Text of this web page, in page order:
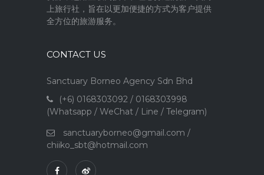
上旅行社，旨在以更加便捷的方式为客户提供
全方位的旅游服务。
CONTACT US
Sanctuary Borneo Agency Sdn Bhd
(+6) 0168303092 / 0168303998
(Whatsapp / WeChat / Line / Telegram)
sanctuaryborneo@gmail.com /
chiiko_sbt@hotmail.com